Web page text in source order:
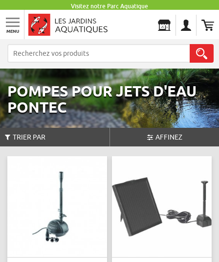
Visitez notre Parc Aquatique
MENU
POMPES POUR JETS D'EAU
PONTEC
TRIER PAR AFFINEZ